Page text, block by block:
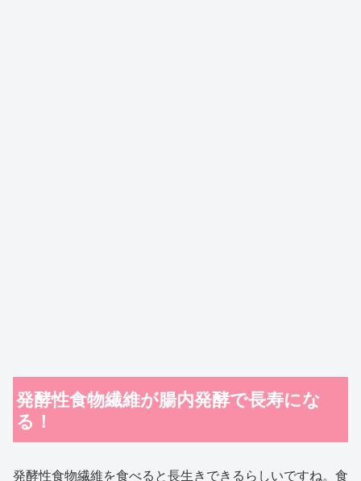
発酵性食物繊維が腸内発酵で長寿にな
る！
発酵性食物繊維を食べると長生きできるらしいですね。食